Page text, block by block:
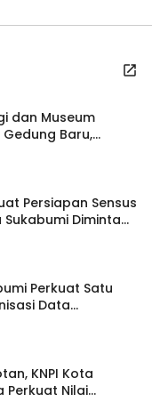
dan Museum
Baru,
Persiapan Sensus
Sukabumi Diminta
Perkuat Satu
Data
KNPI Kota
Perkuat Nilai